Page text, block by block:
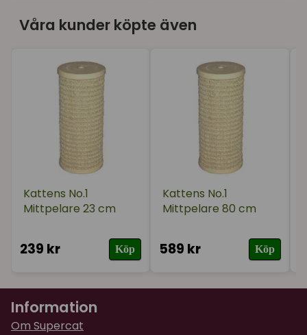
Våra kunder köpte även
Kattens No.1
Mittpelare 23 cm
239 kr Köp
Kattens No.1
Mittpelare 80 cm
589 kr Köp
Information
Om Supercat